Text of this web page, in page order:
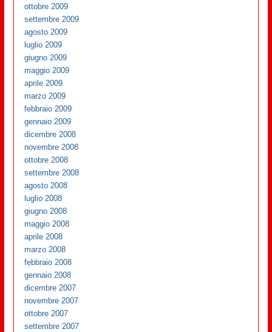
ottobre 2009
settembre 2009
agosto 2009
luglio 2009
giugno 2009
maggio 2009
aprile 2009
marzo 2009
febbraio 2009
gennaio 2009
dicembre 2008
novembre 2008
ottobre 2008
settembre 2008
agosto 2008
luglio 2008
giugno 2008
maggio 2008
aprile 2008
marzo 2008
febbraio 2008
gennaio 2008
dicembre 2007
novembre 2007
ottobre 2007
settembre 2007